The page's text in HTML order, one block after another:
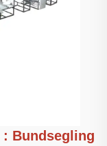
: Bundsegling